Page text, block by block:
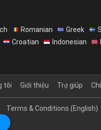
Romanian Greek
Croatian Indonesian
tôi Giới thiệu Trợ giúp
Terms & Conditions (English)